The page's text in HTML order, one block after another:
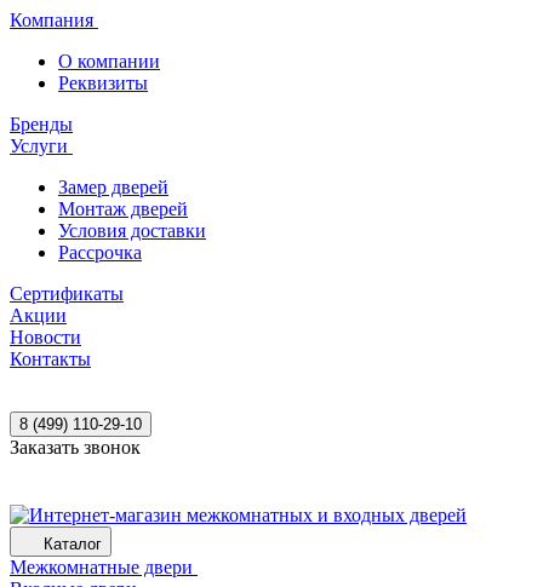
Компания
О компании
Реквизиты
Бренды
Услуги
Замер дверей
Монтаж дверей
Условия доставки
Рассрочка
Сертификаты
Акции
Новости
Контакты
8 (499) 110-29-10
Заказать звонок
Каталог
Межкомнатные двери